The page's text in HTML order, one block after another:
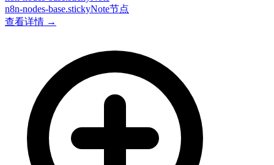
n8n-nodes-base.stickyNote节点
查看详情 →